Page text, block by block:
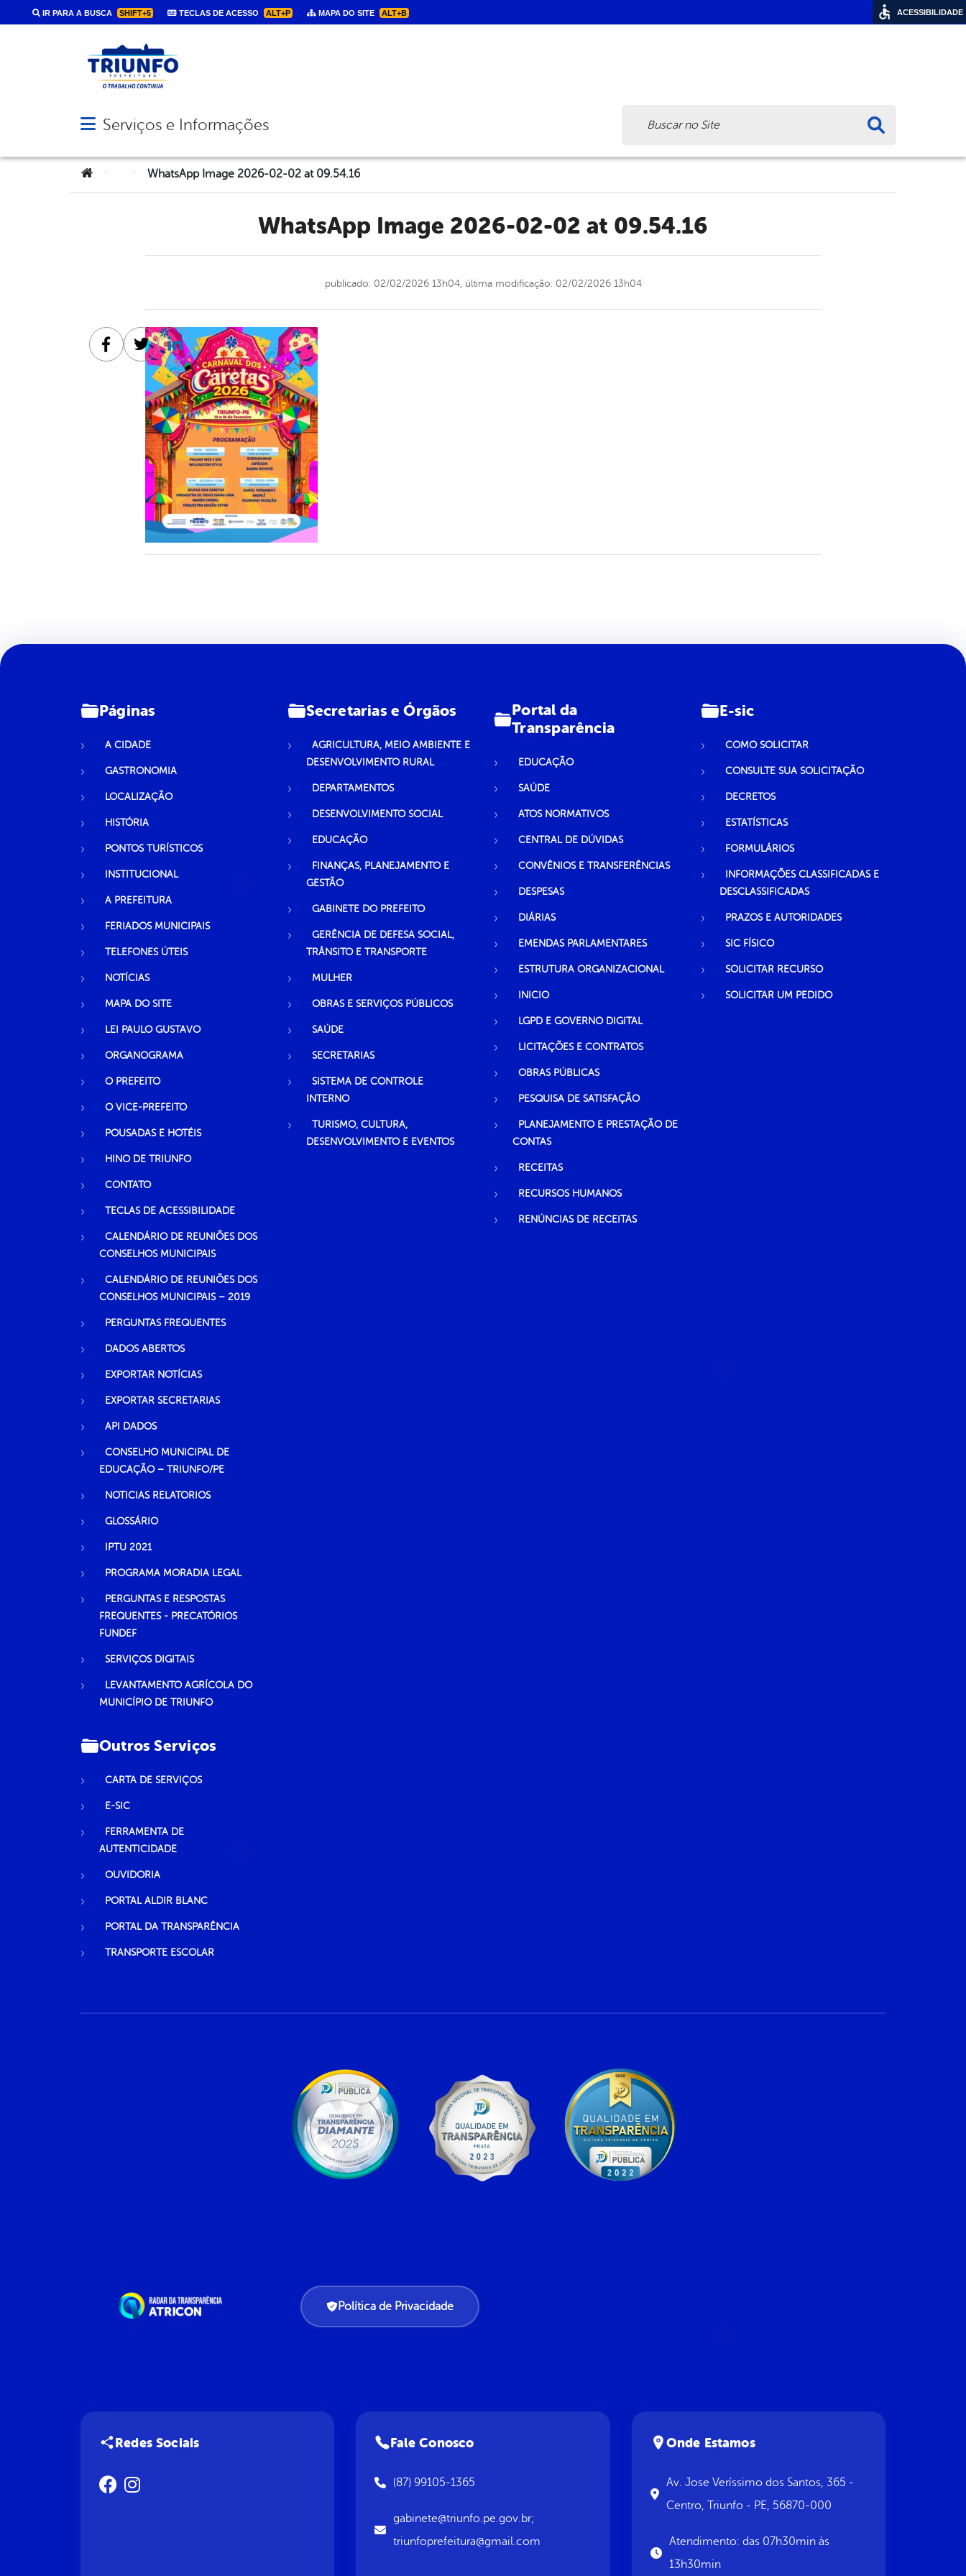
IR PARA A BUSCA SHIFT+5 TECLAS DE ACESSO ALT+P MAPA DO SITE ALT+B
Abrir menu principal de navegação
Serviços e Informações
Você está aqui:WhatsApp Image 2026-02-02 at 09.54.16
WhatsApp Image 2026-02-02 at 09.54.16
publicado: 02/02/2026 13h04, última modificação: 02/02/2026 13h04
Facebook
TwitterLinkedin
Páginas
A CIDADE
GASTRONOMIA
LOCALIZAÇÃO
HISTÓRIA
PONTOS TURÍSTICOS
INSTITUCIONAL
A PREFEITURA
FERIADOS MUNICIPAIS
TELEFONES ÚTEIS
NOTÍCIAS
MAPA DO SITE
LEI PAULO GUSTAVO
ORGANOGRAMA
O PREFEITO
O VICE-PREFEITO
POUSADAS E HOTÉIS
HINO DE TRIUNFO
CONTATO
TECLAS DE ACESSIBILIDADE
CALENDÁRIO DE REUNIÕES DOS
CONSELHOS MUNICIPAIS
CALENDÁRIO DE REUNIÕES DOS
CONSELHOS MUNICIPAIS – 2019
PERGUNTAS FREQUENTES
DADOS ABERTOS
EXPORTAR NOTÍCIAS
EXPORTAR SECRETARIAS
API DADOS
CONSELHO MUNICIPAL DE
EDUCAÇÃO – TRIUNFO/PE
NOTICIAS RELATORIOS
GLOSSÁRIO
IPTU 2021
PROGRAMA MORADIA LEGAL
PERGUNTAS E RESPOSTAS
FREQUENTES - PRECATÓRIOS
FUNDEF
SERVIÇOS DIGITAIS
LEVANTAMENTO AGRÍCOLA DO
MUNICÍPIO DE TRIUNFO
Secretarias e Órgãos
AGRICULTURA, MEIO AMBIENTE E
DESENVOLVIMENTO RURAL
DEPARTAMENTOS
DESENVOLVIMENTO SOCIAL
EDUCAÇÃO
FINANÇAS, PLANEJAMENTO E
GESTÃO
GABINETE DO PREFEITO
GERÊNCIA DE DEFESA SOCIAL,
TRÂNSITO E TRANSPORTE
MULHER
OBRAS E SERVIÇOS PÚBLICOS
SAÚDE
SECRETARIAS
SISTEMA DE CONTROLE
INTERNO
TURISMO, CULTURA,
DESENVOLVIMENTO E EVENTOS
Portal da
Transparência
EDUCAÇÃO
SAÚDE
ATOS NORMATIVOS
CENTRAL DE DÚVIDAS
CONVÊNIOS E TRANSFERÊNCIAS
DESPESAS
DIÁRIAS
EMENDAS PARLAMENTARES
ESTRUTURA ORGANIZACIONAL
INICIO
LGPD E GOVERNO DIGITAL
LICITAÇÕES E CONTRATOS
OBRAS PÚBLICAS
PESQUISA DE SATISFAÇÃO
PLANEJAMENTO E PRESTAÇÃO DE
CONTAS
RECEITAS
RECURSOS HUMANOS
RENÚNCIAS DE RECEITAS
E-sic
COMO SOLICITAR
CONSULTE SUA SOLICITAÇÃO
DECRETOS
ESTATÍSTICAS
FORMULÁRIOS
INFORMAÇÕES CLASSIFICADAS E
DESCLASSIFICADAS
PRAZOS E AUTORIDADES
SIC FÍSICO
SOLICITAR RECURSO
SOLICITAR UM PEDIDO
Outros Serviços
CARTA DE SERVIÇOS
E-SIC
FERRAMENTA DE
AUTENTICIDADE
OUVIDORIA
PORTAL ALDIR BLANC
PORTAL DA TRANSPARÊNCIA
TRANSPORTE ESCOLAR
Política de Privacidade
Redes Sociais Fale Conosco
(87) 99105-1365
gabinete@triunfo.pe.gov.br;
triunfoprefeitura@gmail.com
Onde Estamos
Av. Jose Veríssimo dos Santos, 365 -
Centro, Triunfo - PE, 56870-000
Atendimento: das 07h30min às
13h30min
ACESSIBILIDADE